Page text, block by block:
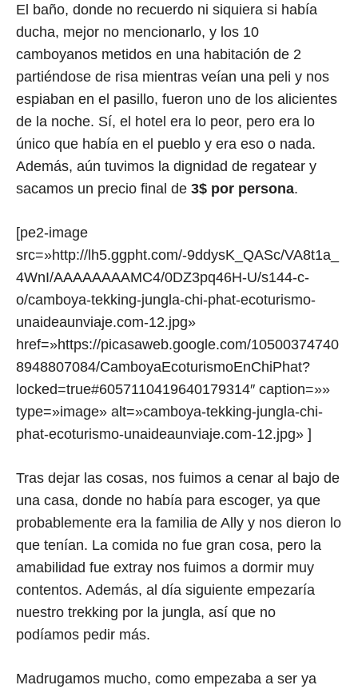
El baño, donde no recuerdo ni siquiera si había
ducha, mejor no mencionarlo, y los 10
camboyanos metidos en una habitación de 2
partiéndose de risa mientras veían una peli y nos
espiaban en el pasillo, fueron uno de los alicientes
de la noche. Sí, el hotel era lo peor, pero era lo
único que había en el pueblo y era eso o nada.
Además, aún tuvimos la dignidad de regatear y
sacamos un precio final de 3$ por persona.
[pe2-image
src=»http://lh5.ggpht.com/-9ddysK_QASc/VA8t1a_
4WnI/AAAAAAAAMC4/0DZ3pq46H-U/s144-c-
o/camboya-tekking-jungla-chi-phat-ecoturismo-
unaideaunviaje.com-12.jpg»
href=»https://picasaweb.google.com/10500374740
8948807084/CamboyaEcoturismoEnChiPhat?
locked=true#6057110419640179314″ caption=»»
type=»image» alt=»camboya-tekking-jungla-chi-
phat-ecoturismo-unaideaunviaje.com-12.jpg» ]
Tras dejar las cosas, nos fuimos a cenar al bajo de
una casa, donde no había para escoger, ya que
probablemente era la familia de Ally y nos dieron lo
que tenían. La comida no fue gran cosa, pero la
amabilidad fue extray nos fuimos a dormir muy
contentos. Además, al día siguiente empezaría
nuestro trekking por la jungla, así que no
podíamos pedir más.
Madrugamos mucho, como empezaba a ser ya